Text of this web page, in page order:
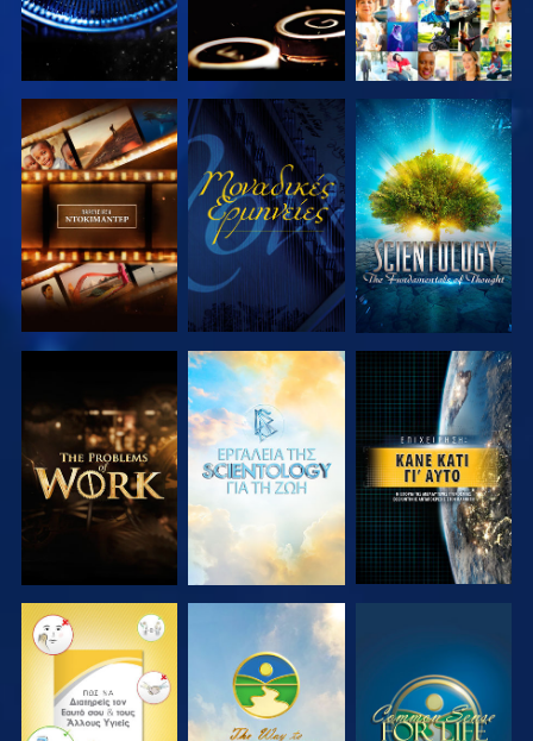
ΕΞΕΡΕΥΝΗΣΤΕ
ΤΗ ΣΕΙΡΑ
ΠΑΡΑΚΟΛΟΥΘΗΣΤΕ
ΕΞΕΡΕΥΝΗΣΤΕ
ΤΗ ΣΕΙΡΑ
ΕΞΕΡΕΥΝΗΣΤΕ
ΤΗ ΣΕΙΡΑ
ΕΞΕΡΕΥΝΗΣΤΕ
ΤΗ ΣΕΙΡΑ
ΠΑΡΑΚΟΛΟΥΘΗΣΤΕ
ΠΑΡΑΚΟΛΟΥΘΗΣΤΕ ΠΑΡΑΚΟΛΟΥΘΗΣΤΕ ΠΑΡΑΚΟΛΟΥΘΗΣΤΕ